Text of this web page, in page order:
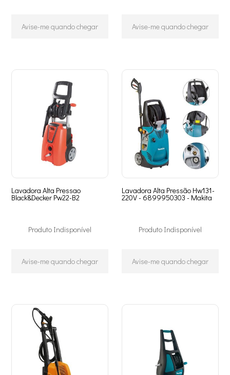
Avise-me quando chegar Avise-me quando chegar
Lavadora Alta Pressao
Black&Decker Pw22-B2
Produto Indisponível
Avise-me quando chegar
Lavadora Alta Pressão Hw131-
220V - 6899950303 - Makita
Produto Indisponível
Avise-me quando chegar